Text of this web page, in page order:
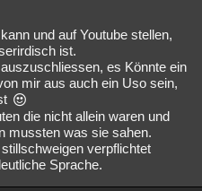
und auf Youtube stellen,
ist.
es Könnte ein
mir aus auch ein Uso sein,
die nicht allein waren und
mussten was sie sahen.
verpflichtet
Sprache.